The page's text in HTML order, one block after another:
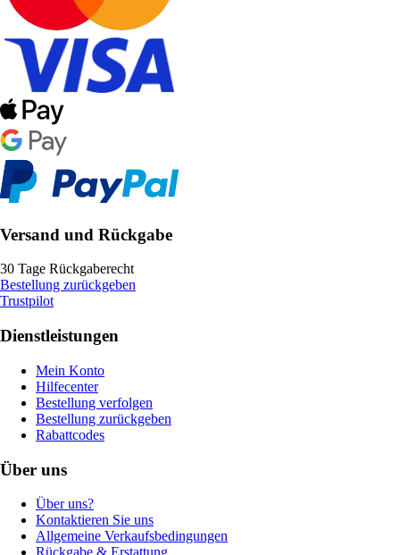
Versand und Rückgabe
30 Tage Rückgaberecht
Bestellung zurückgeben
Trustpilot
Dienstleistungen
Mein Konto
Hilfecenter
Bestellung verfolgen
Bestellung zurückgeben
Rabattcodes
Über uns
Über uns?
Kontaktieren Sie uns
Allgemeine Verkaufsbedingungen